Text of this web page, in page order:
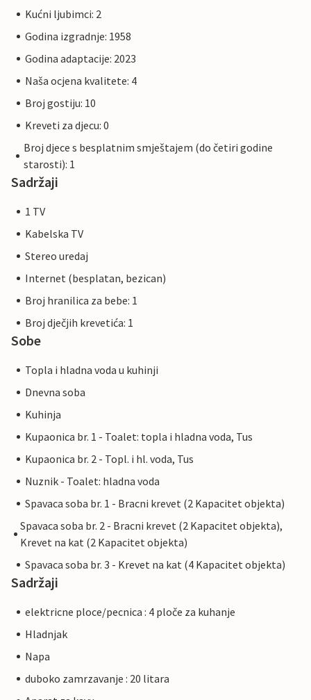
Kućni ljubimci: 2
Godina izgradnje: 1958
Godina adaptacije: 2023
Naša ocjena kvalitete: 4
Broj gostiju: 10
Kreveti za djecu: 0
Broj djece s besplatnim smještajem (do četiri godine
starosti): 1
Sadržaji
1 TV
Kabelska TV
Stereo uredaj
Internet (besplatan, bezican)
Broj hranilica za bebe: 1
Broj dječjih krevetića: 1
Sobe
Topla i hladna voda u kuhinji
Dnevna soba
Kuhinja
Kupaonica br. 1 - Toalet: topla i hladna voda, Tus
Kupaonica br. 2 - Topl. i hl. voda, Tus
Nuznik - Toalet: hladna voda
Spavaca soba br. 1 - Bracni krevet (2 Kapacitet objekta)
Spavaca soba br. 2 - Bracni krevet (2 Kapacitet objekta),
Krevet na kat (2 Kapacitet objekta)
Spavaca soba br. 3 - Krevet na kat (4 Kapacitet objekta)
Sadržaji
elektricne ploce/pecnica : 4 ploče za kuhanje
Hladnjak
Napa
duboko zamrzavanje : 20 litara